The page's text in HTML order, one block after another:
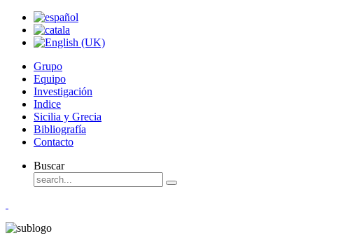
Grupo
Equipo
Investigación
Indice
Sicilia y Grecia
Bibliografía
Contacto
Buscar